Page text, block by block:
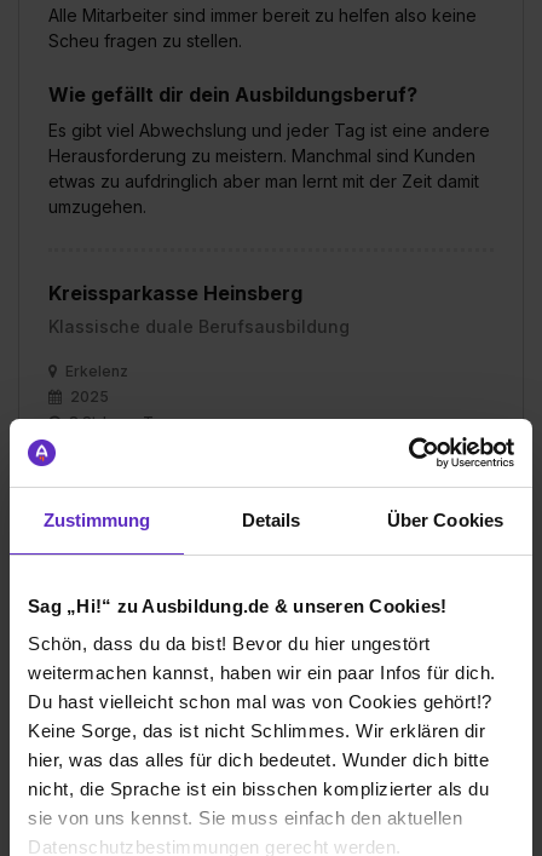
Zustimmung Details Über Cookies
Sag „Hi!“ zu Ausbildung.de & unseren Cookies!
Schön, dass du da bist! Bevor du hier ungestört
weitermachen kannst, haben wir ein paar Infos für dich.
Du hast vielleicht schon mal was von Cookies gehört!?
Keine Sorge, das ist nicht Schlimmes. Wir erklären dir
hier, was das alles für dich bedeutet. Wunder dich bitte
nicht, die Sprache ist ein bisschen komplizierter als du
sie von uns kennst. Sie muss einfach den aktuellen
Datenschutzbestimmungen gerecht werden.
Alle Mitarbeiter sind immer bereit zu helfen also keine
Scheu fragen zu stellen.
Wie gefällt dir dein Ausbildungsberuf?
Es gibt viel Abwechslung und jeder Tag ist eine andere
Herausforderung zu meistern. Manchmal sind Kunden
etwas zu aufdringlich aber man lernt mit der Zeit damit
umzugehen.
Kreissparkasse Heinsberg
Klassische duale Berufsausbildung
Erkelenz
2025
8 Std. pro Tag
Ich würde diese Firma
weiterempfehlen!
Wie gefällt dir die Ausbildung bei deiner
Firma?
Als Auszubildender wird man bei der Kreissparkasse